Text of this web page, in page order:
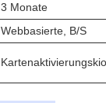
3 Monate
Webbasierte, B/S